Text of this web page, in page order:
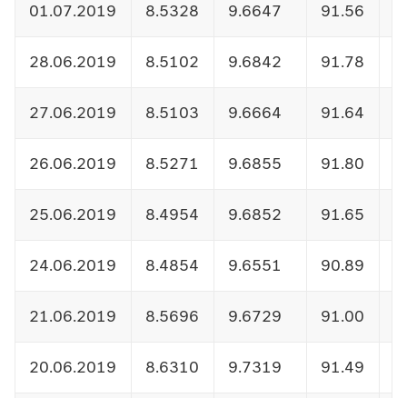
01.07.2019 8.5328 9.6647 91.56
28.06.2019 8.5102 9.6842 91.78
27.06.2019 8.5103 9.6664 91.64
26.06.2019 8.5271 9.6855 91.80
25.06.2019 8.4954 9.6852 91.65
24.06.2019 8.4854 9.6551 90.89
21.06.2019 8.5696 9.6729 91.00
20.06.2019 8.6310 9.7319 91.49